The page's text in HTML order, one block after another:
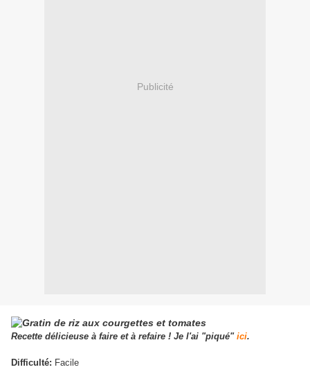
Publicité
Recette délicieuse à faire et à refaire ! Je l'ai "piqué" ici.
Difficulté: Facile